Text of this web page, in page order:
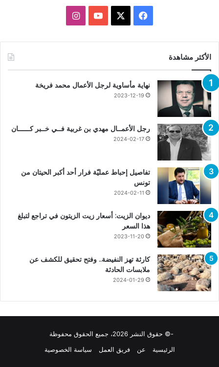
فيسبوك يوتيوبانستقرام
الأكثر مشاهدة
نهاية مأساوية لرجل الأعمال محمد فريخة
2023-12-19
رجل الأعمــال مهدي بن غربية فــي خــبر كــــــان
2024-02-17
تفاصيل إحباط عمليّة فرار أحد أكبر الحيتان من
تونس
2024-02-11
ديوان الزيت: أسعار زيت الزيتون في تراجع لتبلغ
هذا السعر
2023-11-20
كارثة تهز النفيضة.. وفتح تحقيق للكشف عن
ملابسات الحادثة
2024-01-29
-© حقوق النشر 2026، جميع الحقوق محفوظة
الرئيسية
عن فريق العمل سياسة الخصوصية